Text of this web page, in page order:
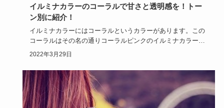
イルミナカラーのコーラルで甘さと透明感を！トー
ン別に紹介！
イルミナカラーにはコーラルというカラーがあります。この
コーラルはその名の通りコーラルピンクのイルミナカラーな
のですが、甘さ…
2022年3月29日